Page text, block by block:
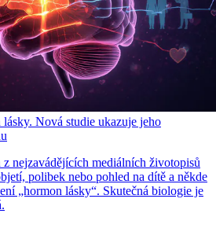
Nová studie ukazuje jeho
nejzavádějících mediálních životopisů
polibek nebo pohled na dítě a někde
„hormon lásky“. Skutečná biologie je